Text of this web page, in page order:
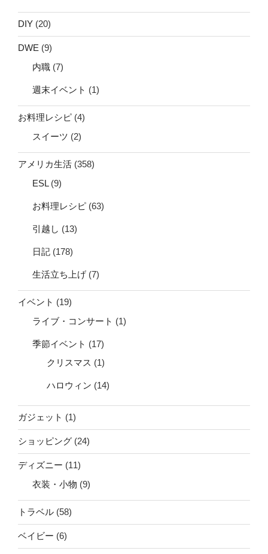
DIY (20)
DWE (9)
内職 (7)
週末イベント (1)
お料理レシピ (4)
スイーツ (2)
アメリカ生活 (358)
ESL(9)
お料理レシピ (63)
引越し (13)
日記 (178)
生活立ち上げ (7)
イベント (19)
ライブ・コンサート (1)
季節イベント (17)
クリスマス (1)
ハロウィン (14)
ガジェット (1)
ショッピング (24)
ディズニー (11)
衣装・小物 (9)
トラベル (58)
ベイビー (6)